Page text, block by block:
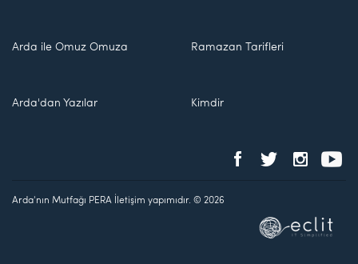
Arda ile Omuz Omuza Ramazan Tarifleri
Arda'dan Yazılar Kimdir
Arda'nın Mutfağı PERA İletişim yapımıdır. © 2026